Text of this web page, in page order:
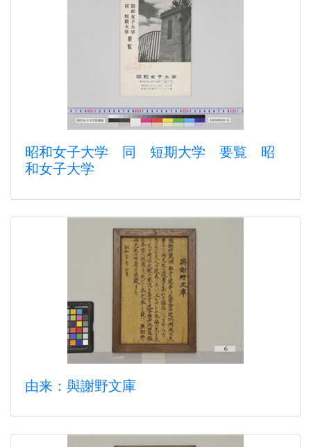
昭和女子大学 同 短期大学 要覧 昭
和女子大学
由来：與謝野文庫